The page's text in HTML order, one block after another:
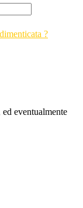
?
eventualmente